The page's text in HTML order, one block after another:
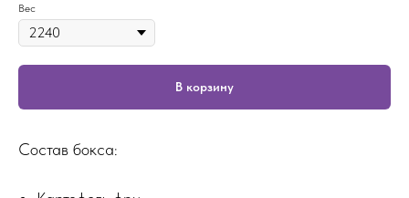
Вес
В корзину
Состав бокса: